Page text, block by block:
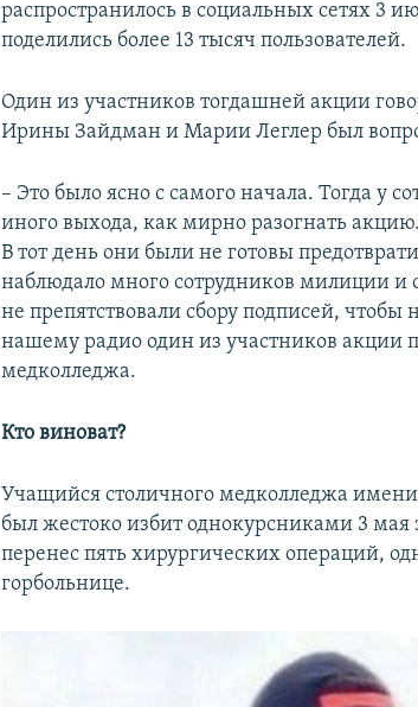
распространилось в социальных сетях 3
поделились более 13 тысяч пользователей.
Один из участников тогдашней акции
Ирины Зайдман и Марии Леглер был
– Это было ясно с самого начала. Тогда у
иного выхода, как мирно разогнать
В тот день они были не готовы
наблюдало много сотрудников милиции
не препятствовали сбору подписей, чтобы
нашему радио один из участников акции
медколледжа.
Кто виноват?
Учащийся столичного медколледжа
был жестоко избит однокурсниками 3 мая
перенес пять хирургических операций,
горбольнице.